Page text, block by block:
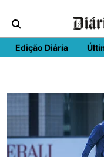
Edição Diária